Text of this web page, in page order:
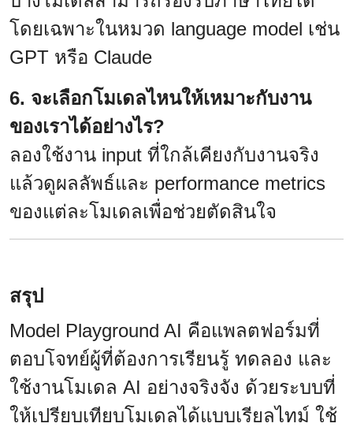
โดยเฉพาะในหมวด language model เช่น
GPT หรือ Claude
6. จะเลือกโมเดลไหนให้เหมาะกับงาน
ของเราได้อย่างไร?
ลองใช้งาน input ที่ใกล้เคียงกับงานจริง
แล้วดูผลลัพธ์และ performance metrics
ของแต่ละโมเดลเพื่อช่วยตัดสินใจ
สรุป
Model Playground AI คือแพลตฟอร์มที่
ตอบโจทย์ผู้ที่ต้องการเรียนรู้ ทดลอง และ
ใช้งานโมเดล AI อย่างจริงจัง ด้วยระบบที่
ให้เปรียบเทียบโมเดลได้แบบเรียลไทม์ ใช้